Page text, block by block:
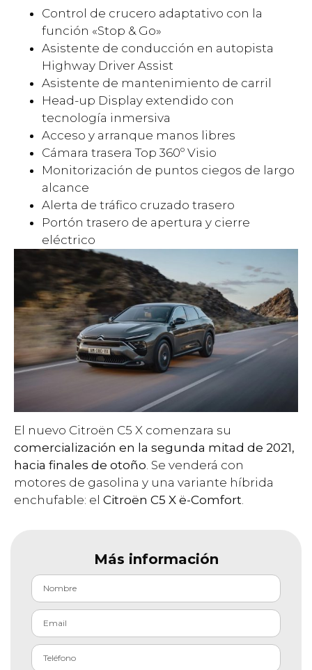
Control de crucero adaptativo con la
función «Stop & Go»
Asistente de conducción en autopista
Highway Driver Assist
Asistente de mantenimiento de carril
Head-up Display extendido con
tecnología inmersiva
Acceso y arranque manos libres
Cámara trasera Top 360º Visio
Monitorización de puntos ciegos de largo
alcance
Alerta de tráfico cruzado trasero
Portón trasero de apertura y cierre
eléctrico
El nuevo Citroën C5 X comenzara su
comercialización en la segunda mitad de 2021,
hacia finales de otoño. Se venderá con
motores de gasolina y una variante híbrida
enchufable: el Citroën C5 X ë-Comfort.
Más información